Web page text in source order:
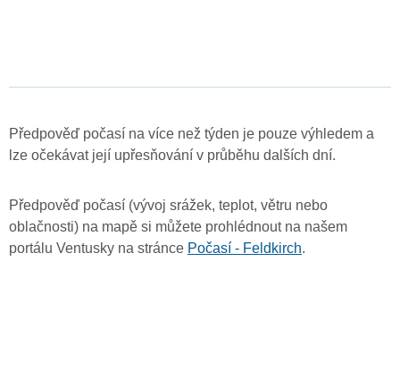
Předpověď počasí na více než týden je pouze výhledem a
lze očekávat její upřesňování v průběhu dalších dní.
Předpověď počasí (vývoj srážek, teplot, větru nebo
oblačnosti) na mapě si můžete prohlédnout na našem
portálu Ventusky na stránce Počasí - Feldkirch.